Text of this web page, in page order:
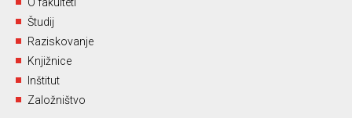
Študij
Raziskovanje
Knjižnice
Inštitut
Založništvo